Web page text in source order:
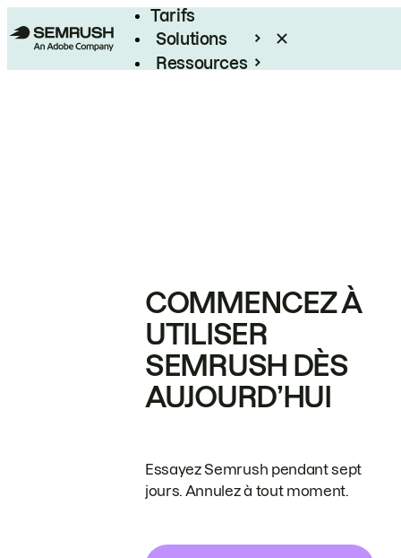
Tarifs
Solutions
Ressources
COMMENCEZ À
UTILISER
SEMRUSH DÈS
AUJOURD’HUI
Essayez Semrush pendant sept
jours. Annulez à tout moment.